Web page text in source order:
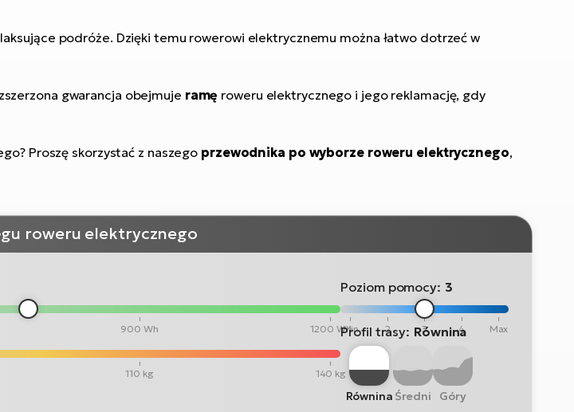
podróże. Dzięki temu rowerowi elektrycznemu można łatwo dotrzeć w
gwarancja obejmuje ramę roweru elektrycznego i jego reklamację, gdy
Proszę skorzystać z naszego przewodnika po wyborze roweru elektrycznego,
roweru elektrycznego
900 Wh 1200 Wh
110 kg 140 kg
Poziom pomocy: 3
Min 2 3 4 Max
Profil trasy: Równina
Równina Średni Góry